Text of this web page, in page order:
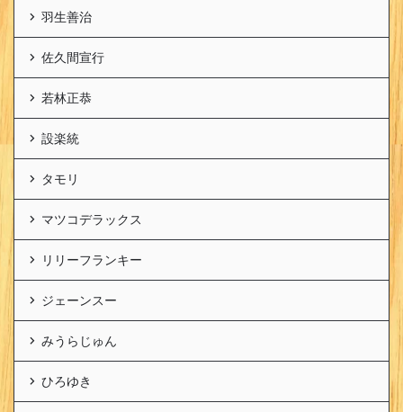
羽生善治
佐久間宣行
若林正恭
設楽統
タモリ
マツコデラックス
リリーフランキー
ジェーンスー
みうらじゅん
ひろゆき